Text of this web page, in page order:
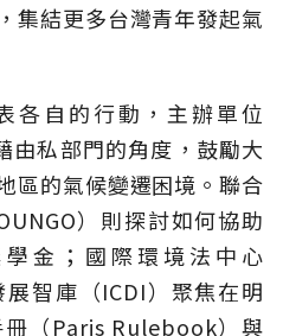
集結更多台灣青年發起氣
各自的行動，主辦單位
私部門的角度，鼓勵大
區的氣候變遷困境。聯合
）則探討如何協助
金；國際環境法中心
展智庫（ICDI）聚焦在明
（Paris Rulebook）與